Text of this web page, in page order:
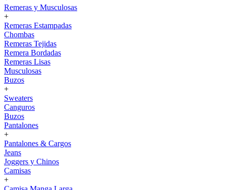
Remeras y Musculosas
+
Remeras Estampadas
Chombas
Remeras Tejidas
Remera Bordadas
Remeras Lisas
Musculosas
Buzos
+
Sweaters
Canguros
Buzos
Pantalones
+
Pantalones & Cargos
Jeans
Joggers y Chinos
Camisas
+